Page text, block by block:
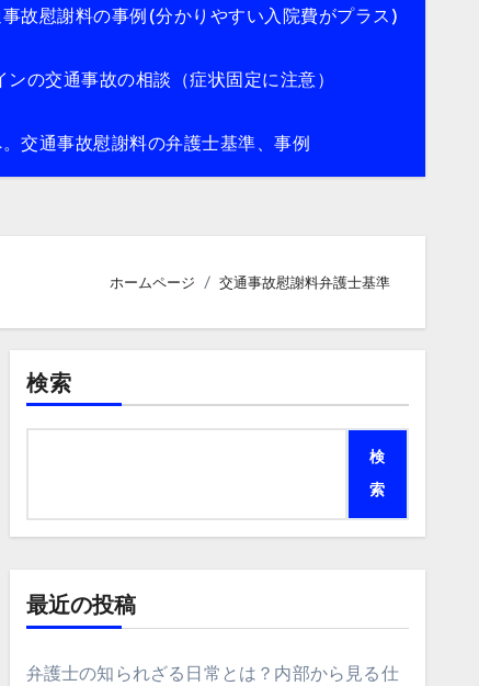
事故慰謝料の事例(分かりやすい入院費がプラス)
の交通事故の相談（症状固定に注意）
交通事故慰謝料の弁護士基準、事例
ホームページ 交通事故慰謝料弁護士基準
検索
検
索
最近の投稿
弁護士の知られざる日常とは？内部から見る仕